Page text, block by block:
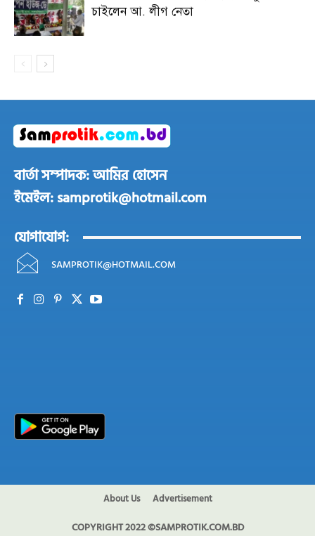
চাইলেন আ. লীগ নেতা
বার্তা সম্পাদক: আমির হোসেন
ইমেইল: samprotik@hotmail.com
যোগাযোগ:
SAMPROTIK@HOTMAIL.COM
About Us Advertisement
COPYRIGHT 2022 ©SAMPROTIK.COM.BD